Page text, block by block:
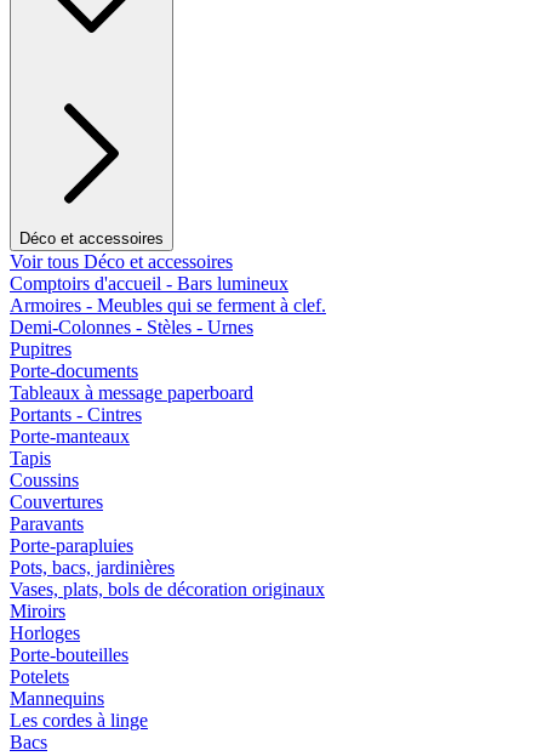
Déco et accessoires
Voir tous Déco et accessoires
Comptoirs d'accueil - Bars lumineux
Armoires - Meubles qui se ferment à clef.
Demi-Colonnes - Stèles - Urnes
Pupitres
Porte-documents
Tableaux à message paperboard
Portants - Cintres
Porte-manteaux
Tapis
Coussins
Couvertures
Paravants
Porte-parapluies
Pots, bacs, jardinières
Vases, plats, bols de décoration originaux
Miroirs
Horloges
Porte-bouteilles
Potelets
Mannequins
Les cordes à linge
Bacs